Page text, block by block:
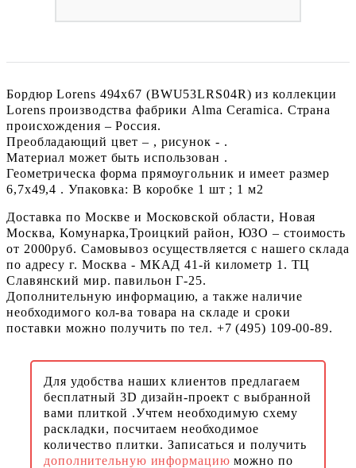
Бордюр Lorens 494x67 (BWU53LRS04R) из коллекции
Lorens производства фабрики Alma Ceramica. Страна
происхождения – Россия.
Преобладающий цвет – , рисунок - .
Материал может быть использован .
Геометрическа форма прямоугольник и имеет размер
6,7x49,4 . Упаковка: В коробке 1 шт ; 1 м2
Доставка по Москве и Московской области, Новая
Москва, Комунарка,Троицкий район, ЮЗО – стоимость
от 2000руб. Самовывоз осуществляется с нашего склада
по адресу г. Москва - МКАД 41-й километр 1. ТЦ
Славянский мир. павильон Г-25.
Дополнительную информацию, а также наличие
необходимого кол-ва товара на складе и сроки
поставки можно получить по тел. +7 (495) 109-00-89.
Для удобства наших клиентов предлагаем
бесплатный 3D дизайн-проект с выбранной
вами плиткой .Учтем необходимую схему
раскладки, посчитаем необходимое
количество плитки. Записаться и получить
дополнительную информациюможно по